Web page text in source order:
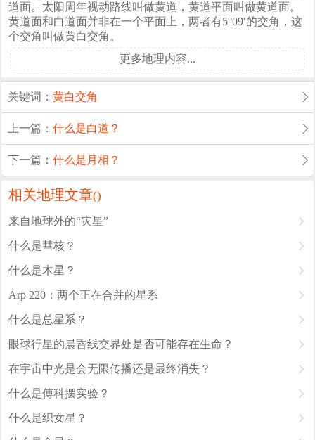
道面。太阳周年视动路线叫做黄道，黄道平面叫做黄道面。
黄道面和白道面并非在一个平面上，两者有5°09′的交角，这
个交角叫做黄白交角。
更多地理内容...
关键词：黄白交角
上一篇：什么是白道？
下一篇：什么是月相？
相关地理文章()
来自地球外的“灾星”
什么是彗核？
什么是木星？
Arp 220：两个正在合并的星系
什么是总星系？
眼球行星的晨昏线交界处是否可能存在生命？
在宇宙中光是会无限传播还是最终消失？
什么是傅科摆实验？
什么是织女星？